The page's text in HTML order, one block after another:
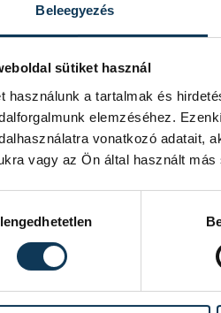
Beleegyezés
sütiket használ
használunk a tartalmak és
elemzéséhez.
vonatkozó adatait,
vagy az Ön által használt
az év
díjátadó
is
Az elmúlt
a magyar
2023.
1